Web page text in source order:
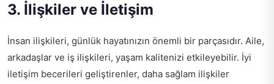
3. İlişkiler ve İletişim
İnsan ilişkileri, günlük hayatınızın önemli bir parçasıdır. Aile,
arkadaşlar ve iş ilişkileri, yaşam kalitenizi etkileyebilir. İyi
iletişim becerileri geliştirenler, daha sağlam ilişkiler